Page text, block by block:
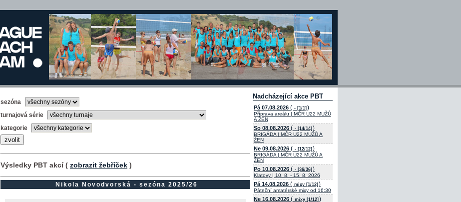
sezóna
turnajová série
kategorie
Výsledky PBT akcí ( zobrazit žebříček )
Nikola Novodvorská - sezóna 2025/26
Nadcházející akce PBT
Pá 07.08.2026 ( - [1/1] )
Příprava areálu | MČR U22 MUŽŮ
A ŽEN
So 08.08.2026 ( - [14/14] )
BRIGÁDA | MČR U22 MUŽŮ A
ŽEN
Ne 09.08.2026 ( - [12/12] )
BRIGÁDA | MČR U22 MUŽŮ A
ŽEN
Po 10.08.2026 ( - [36/36] )
Klatovy | 10. 8. - 15. 8. 2026
Pá 14.08.2026 ( mixy [1/12] )
Páteční amatérské mixy od 16:30
Ne 16.08.2026 ( mixy [1/12] )